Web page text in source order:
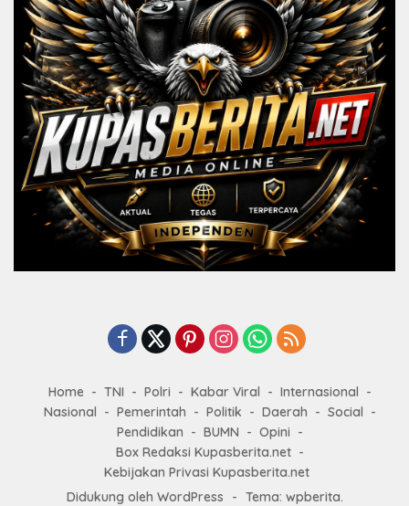
Home TNI Polri Kabar Viral
Internasional
Nasional
Pemerintah Politik Daerah
Social
Pendidikan
BUMN
Opini
Box Redaksi Kupasberita.net
Kebijakan Privasi Kupasberita.net
Didukung oleh WordPress
- Tema: wpberita.